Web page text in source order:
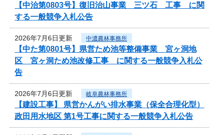
【中治第0803号】復旧治山事業 三ツ石 工事 に関
する一般競争入札公告
2026年7月6日更新 中濃農林事務所
【中た第0801号】県営ため池等整備事業 宮ヶ洞地
区 宮ヶ洞ため池改修工事 に関する一般競争入札公
告
2026年7月6日更新 岐阜農林事務所
【建設工事】 県営かんがい排水事業（保全合理化型）
政田用水地区 第1号工事に関する一般競争入札公告